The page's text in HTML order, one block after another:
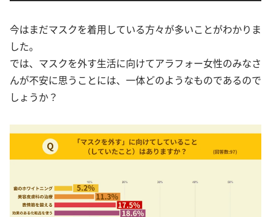
今はまだマスクを着用している方々が多いことがわかりま
した。
では、マスクを外す生活に向けてアラフォー女性のみなさ
んが不安に思うことには、一体どのようなものであるので
しょうか？